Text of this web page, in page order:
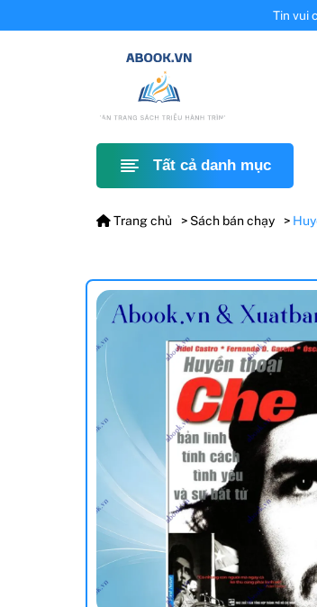
Tin vui
Tất cả danh mục
Trang chủ Sách bán chạy